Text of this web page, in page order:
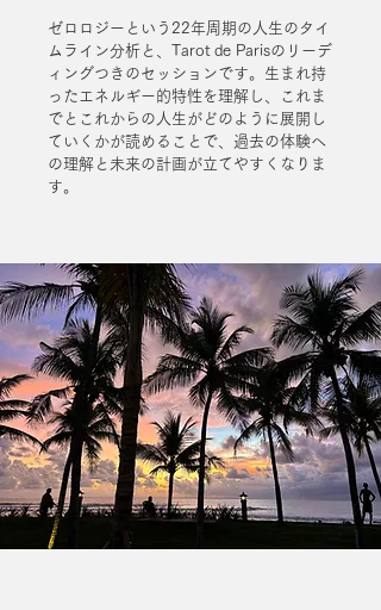
ゼロロジーという22年周期の人生のタイ
ムライン分析と、Tarot de Parisのリーデ
ィングつきのセッションです。生まれ持
ったエネルギー的特性を理解し、これま
でとこれからの人生がどのように展開し
ていくかが読めることで、過去の体験へ
の理解と未来の計画が立てやすくなりま
す。